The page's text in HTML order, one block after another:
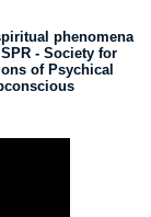
phenomena
- Society for
of Psychical